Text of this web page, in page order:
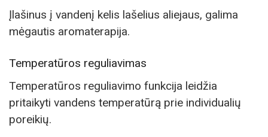
Įlašinus į vandenį kelis lašelius aliejaus, galima
mėgautis aromaterapija.
Temperatūros reguliavimas
Temperatūros reguliavimo funkcija leidžia
pritaikyti vandens temperatūrą prie individualių
poreikių.